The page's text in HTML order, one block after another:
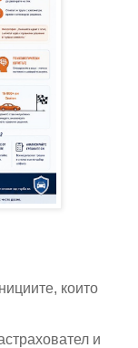
които
и